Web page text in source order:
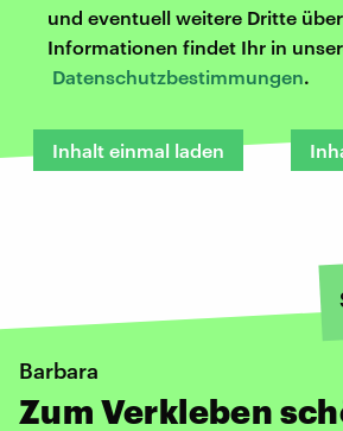
und eventuell weitere Dritte
Informationen findet Ihr in
Datenschutzbestimmungen.
Inhalt einmal laden
Barbara
Zum Verkleben